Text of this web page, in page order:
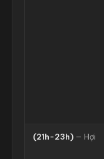
(21h-23h) — Hợi